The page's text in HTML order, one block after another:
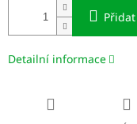
Detailní informace